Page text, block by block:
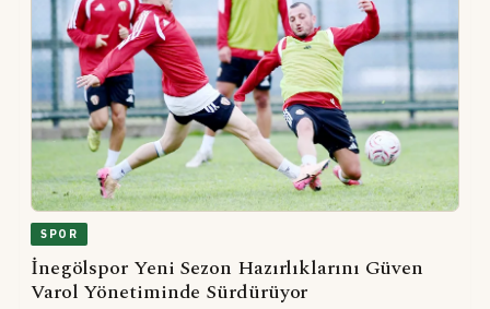
SPOR
İnegölspor Yeni Sezon Hazırlıklarını Güven
Varol Yönetiminde Sürdürüyor